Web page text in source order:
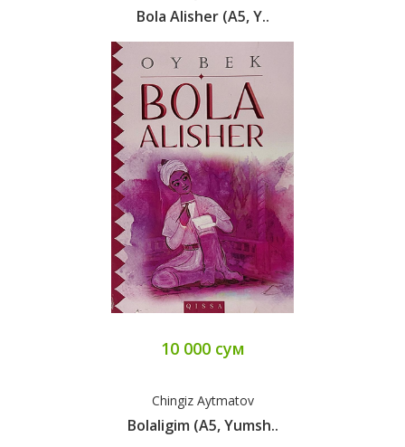
Bola Alisher (А5, Y..
10 000 сум
Chingiz Aytmatov
Bolaligim (А5, Yumsh..